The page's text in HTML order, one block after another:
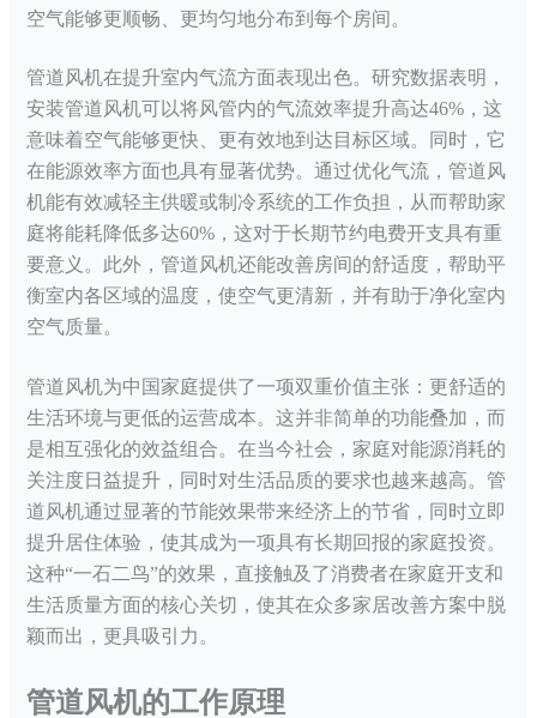
空气能够更顺畅、更均匀地分布到每个房间。
管道风机在提升室内气流方面表现出色。研究数据表明，
安装管道风机可以将风管内的气流效率提升高达46%，这
意味着空气能够更快、更有效地到达目标区域。同时，它
在能源效率方面也具有显著优势。通过优化气流，管道风
机能有效减轻主供暖或制冷系统的工作负担，从而帮助家
庭将能耗降低多达60%，这对于长期节约电费开支具有重
要意义。此外，管道风机还能改善房间的舒适度，帮助平
衡室内各区域的温度，使空气更清新，并有助于净化室内
空气质量。
管道风机为中国家庭提供了一项双重价值主张：更舒适的
生活环境与更低的运营成本。这并非简单的功能叠加，而
是相互强化的效益组合。在当今社会，家庭对能源消耗的
关注度日益提升，同时对生活品质的要求也越来越高。管
道风机通过显著的节能效果带来经济上的节省，同时立即
提升居住体验，使其成为一项具有长期回报的家庭投资。
这种“一石二鸟”的效果，直接触及了消费者在家庭开支和
生活质量方面的核心关切，使其在众多家居改善方案中脱
颖而出，更具吸引力。
管道风机的工作原理